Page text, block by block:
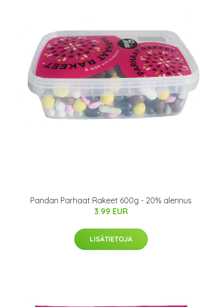
Pandan Parhaat Rakeet 600g - 20% alennus
3.99 EUR
LISÄTIETOJA